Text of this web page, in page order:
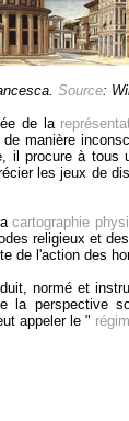
Source:
de la
manière
il procure à
les jeux de
cartographie
religieux et
de l'action des
normé et
la perspective
appeler le "